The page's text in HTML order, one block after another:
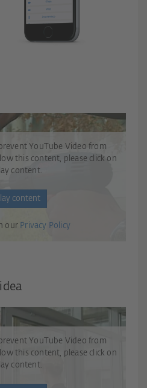
YouTube Video from
this content, please click on
content.
content
our Privacy Policy
YouTube Video from
this content, please click on
content.